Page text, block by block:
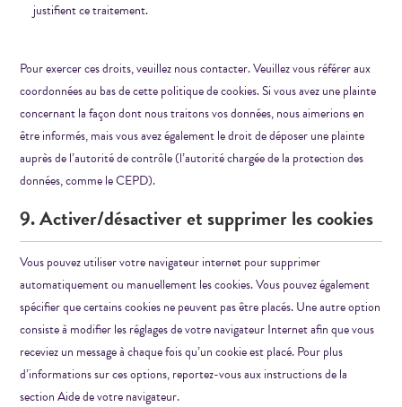
justifient ce traitement.
Pour exercer ces droits, veuillez nous contacter. Veuillez vous référer aux
coordonnées au bas de cette politique de cookies. Si vous avez une plainte
concernant la façon dont nous traitons vos données, nous aimerions en
être informés, mais vous avez également le droit de déposer une plainte
auprès de l’autorité de contrôle (l’autorité chargée de la protection des
données, comme le CEPD).
9. Activer/désactiver et supprimer les cookies
Vous pouvez utiliser votre navigateur internet pour supprimer
automatiquement ou manuellement les cookies. Vous pouvez également
spécifier que certains cookies ne peuvent pas être placés. Une autre option
consiste à modifier les réglages de votre navigateur Internet afin que vous
receviez un message à chaque fois qu’un cookie est placé. Pour plus
d’informations sur ces options, reportez-vous aux instructions de la
section Aide de votre navigateur.